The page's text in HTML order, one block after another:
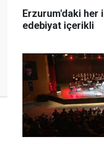
Erzurum'daki her
edebiyat içerikli